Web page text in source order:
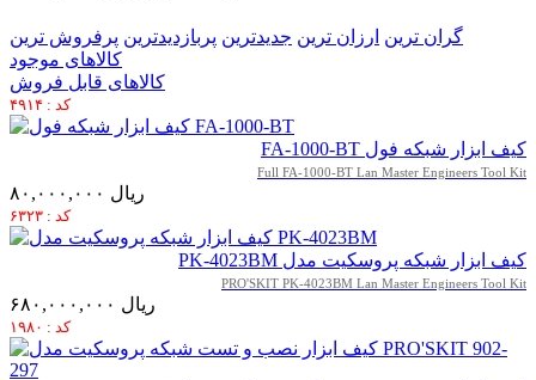
گران ترین ارزان ترین جدیدترین پربازدیدترین پرفروش ترین
کالاهای موجود
کالاهای قابل فروش
کد : ۴۹۱۴
کیف ابزار شبکه فول FA-1000-BT
Full FA-1000-BT Lan Master Engineers Tool Kit
۸۰,۰۰۰,۰۰۰ ریال
کد : ۶۳۲۳
کیف ابزار شبکه پروسکیت مدل PK-4023BM
PRO'SKIT PK-4023BM Lan Master Engineers Tool Kit
۶۸۰,۰۰۰,۰۰۰ ریال
کد : ۱۹۸۰